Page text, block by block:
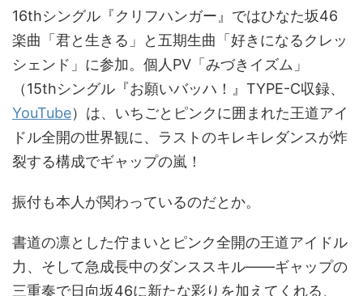
16thシングル『クリフハンガー』ではひなた坂46
楽曲「君と生きる」と五期生曲「好きになるクレッ
シェンド」に参加。個人PV「みづきイズム」
（15thシングル『お願いバッハ！』TYPE-C収録、
YouTube）は、いちごとピンクに囲まれた王道アイ
ドル全開の世界観に、ラストのキレキレダンスが炸
裂する構成でギャップの嵐！
振付も本人が関わっているのだとか。
書道の凛とした佇まいとピンク全開の王道アイドル
力、そして急成長中のダンススキル――ギャップの
三重奏で日向坂46に新たな彩りを加えてくれる、